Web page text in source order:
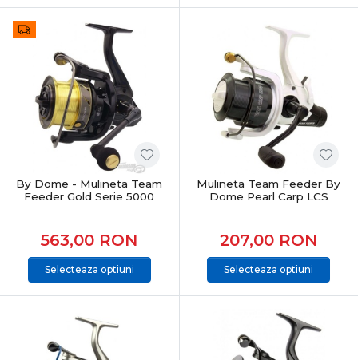
By Dome - Mulineta Team
Feeder Gold Serie 5000
563,00 RON
Selecteaza optiuni
Mulineta Team Feeder By
Dome Pearl Carp LCS
207,00 RON
Selecteaza optiuni